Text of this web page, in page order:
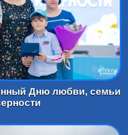
Дню любви, семьи